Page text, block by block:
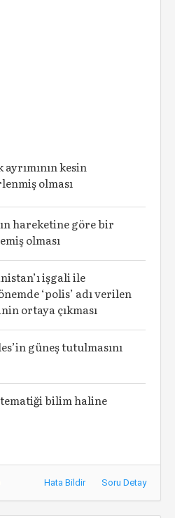
kesin
olması
hareketine göre bir
olması
işgali ile
‘polis’ adı verilen
ortaya çıkması
güneş tutulmasını
bilim haline
Hata Bildir Soru Detay